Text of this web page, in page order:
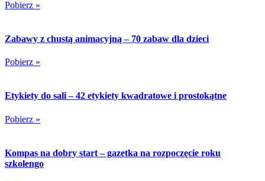
Pobierz »
Zabawy z chustą animacyjną – 70 zabaw dla dzieci
Pobierz »
Etykiety do sali – 42 etykiety kwadratowe i prostokątne
Pobierz »
Kompas na dobry start – gazetka na rozpoczęcie roku
szkolengo